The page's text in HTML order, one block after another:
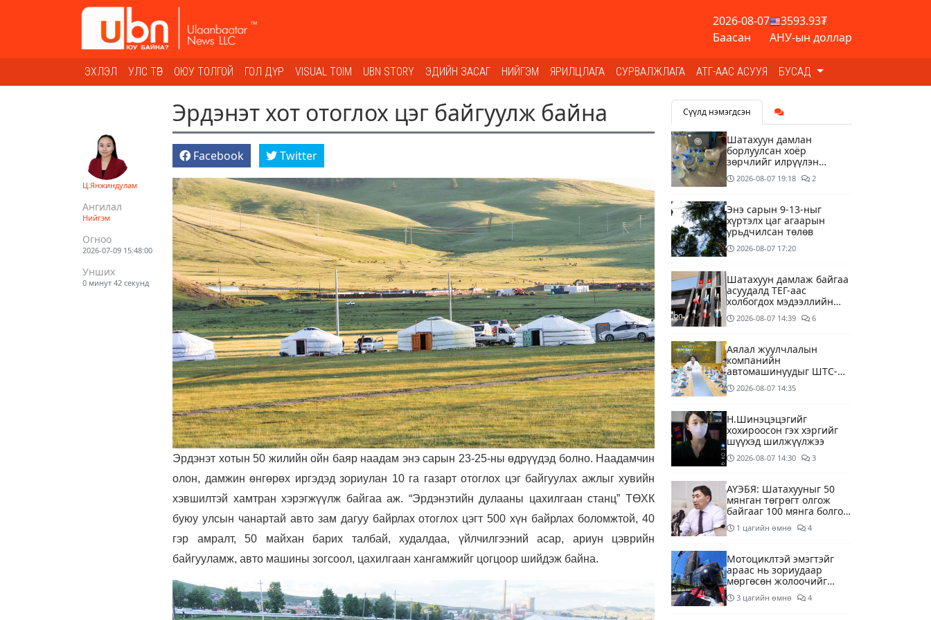
2026-08-07
Баасан
3593.93₮
АНУ-ын доллар
ЭХЛЭЛ УЛС ТӨР ОЮУ ТОЛГОЙ ГОЛ ДҮР VISUAL TOIM UBN STORY ЭДИЙН ЗАСАГ НИЙГЭМ ЯРИЛЦЛАГА СУРВАЛЖЛАГА АТГ-ААС АСУУЯ БУСАД
Эрдэнэт хот отоглох цэг байгуулж байна
Ц.Янжиндулам
Ангилал
Нийгэм
Огноо
2026-07-09 15:48:00
Унших
0 минут 42 секунд
Facebook Twitter
Эрдэнэт хотын 50 жилийн ойн баяр наадам энэ сарын 23-25-ны өдрүүдэд болно. Наадамчин
олон, дамжин өнгөрөх иргэдэд зориулан 10 га газарт отоглох цэг байгуулах ажлыг хувийн
хэвшилтэй хамтран хэрэгжүүлж байгаа аж. “Эрдэнэтийн дулааны цахилгаан станц” ТӨХК
буюу улсын чанартай авто зам дагуу байрлах отоглох цэгт 500 хүн байрлах боломжтой, 40
гэр амралт, 50 майхан барих талбай, худалдаа, үйлчилгээний асар, ариун цэврийн
байгууламж, авто машины зогсоол, цахилгаан хангамжийг цогцоор шийдэж байна.
Сүүлд нэмэгдсэн
Шатахуун дамлан
борлуулсан хоёр
зөрчлийг илрүүлэн
шалгаж байна
2026-08-07 19:18 2
Энэ сарын 9-13-ныг
хүртэлх цаг агаарын
урьдчилсан төлөв
2026-08-07 17:20
Шатахуун дамлаж байгаа
асуудалд ТЕГ-аас
холбогдох мэдээллийн
дагуу шалгалтын
ажиллагааг эрчимжүүлж
2026-08-07 14:39 6
Аялал жуулчлалын
компанийн
автомашинуудыг ШТС-
ууд хязгаарлалтгүйгээр
шатахуун олгох
2026-08-07 14:35
Н.Шинэцэцэгийг
хохироосон гэх хэргийг
шүүхэд шилжүүлжээ
2026-08-07 14:30 3
АҮЭБЯ: Шатахууныг 50
мянган төгрөгт олгож
байгааг 100 мянга болгож
нэмэгдүүлэхээр ажиллаж
байна
1 цагийн өмнө 4
Мотоциклтэй эмэгтэйг
араас нь зориудаар
мөргөсөн жолоочийг
ажлаас нь чөлөөлжээ
3 цагийн өмнө 4